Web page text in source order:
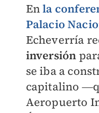
Enla
Palacio
Echeverría
inversión
se iba a
capitalino
Aeropuerto